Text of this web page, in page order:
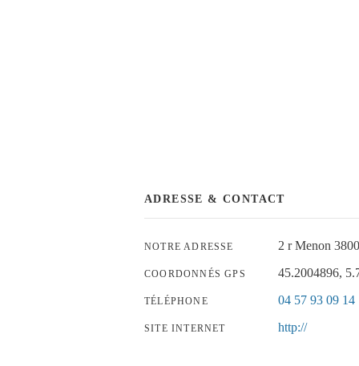
ADRESSE & CONTACT
NOTRE ADRESSE 2 r Menon
COORDONNÉS GPS 45.2004896,
TÉLÉPHONE 04 57 93 09 14
SITE INTERNET http://